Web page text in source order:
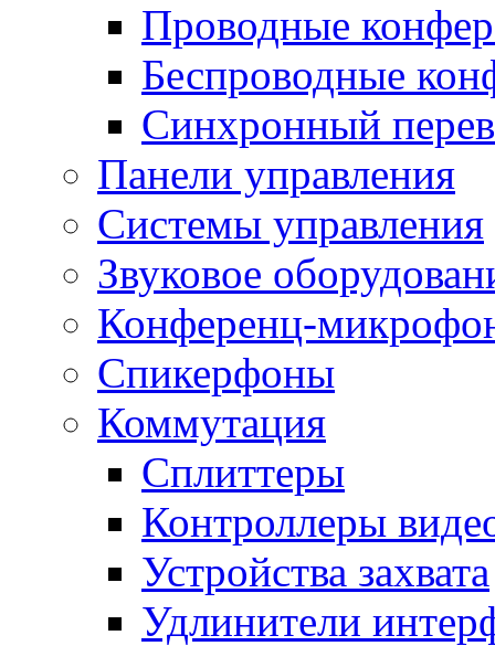
Проводные
Беспроводные
Синхронный
Панели управления
Системы управления
Звуковое
Конференц-
Спикерфоны
Коммутация
Сплиттеры
Контроллеры
Устройства захвата
Удлинители